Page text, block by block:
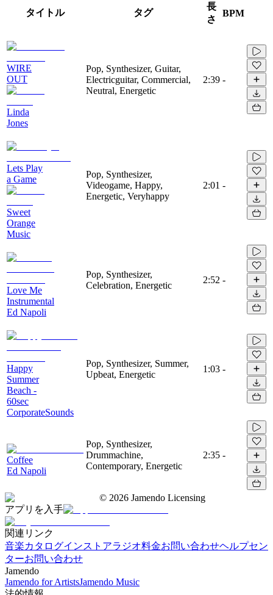
タイトル タグ
長
さ
BPM
WIRE
OUT
Linda
Jones
Pop, Synthesizer, Guitar,
Electricguitar, Commercial,
Neutral, Energetic
2:39 -
Lets Play
a Game
Sweet
Orange
Music
Pop, Synthesizer,
Videogame, Happy,
Energetic, Veryhappy
2:01 -
Love Me
Instrumental
Ed Napoli
Pop, Synthesizer,
Celebration, Energetic
2:52 -
Happy
Summer
Beach -
60sec
CorporateSounds
Pop, Synthesizer, Summer,
Upbeat, Energetic
1:03 -
Coffee
Ed Napoli
Pop, Synthesizer,
Drummachine,
Contemporary, Energetic
2:35 -
© 2026 Jamendo Licensing
アプリを入手
関連リンク
音楽カタログインストアラジオ料金お問い合わせヘルプセン
ターお問い合わせ
Jamendo
Jamendo for ArtistsJamendo Music